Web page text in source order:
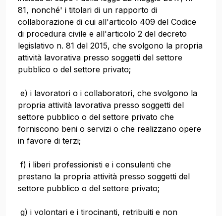
81, nonché' i titolari di un rapporto di
collaborazione di cui all'articolo 409 del Codice
di procedura civile e all'articolo 2 del decreto
legislativo n. 81 del 2015, che svolgono la propria
attività lavorativa presso soggetti del settore
pubblico o del settore privato;
e) i lavoratori o i collaboratori, che svolgono la
propria attività lavorativa presso soggetti del
settore pubblico o del settore privato che
forniscono beni o servizi o che realizzano opere
in favore di terzi;
f) i liberi professionisti e i consulenti che
prestano la propria attività presso soggetti del
settore pubblico o del settore privato;
g) i volontari e i tirocinanti, retribuiti e non